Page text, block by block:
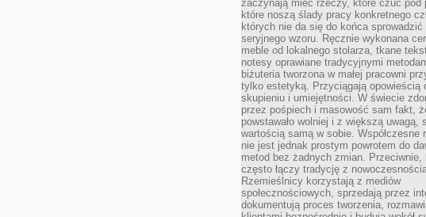
zaczynają mieć rzeczy, które czuć pod
które noszą ślady pracy konkretnego
których nie da się do końca sprowadzić
seryjnego wzoru. Ręcznie wykonana
meble od lokalnego stolarza, tkane
notesy oprawiane tradycyjnymi
biżuteria tworzona w małej pracowni
tylko estetyką. Przyciągają opowieścią
skupieniu i umiejętności. W świecie
przez pośpiech i masowość sam fakt,
powstawało wolniej i z większą uwagą,
wartością samą w sobie. Współczesne
nie jest jednak prostym powrotem do
metod bez żadnych zmian. Przeciwnie,
często łączy tradycję z
Rzemieślnicy korzystają z mediów
społecznościowych, sprzedają przez
dokumentują proces tworzenia,